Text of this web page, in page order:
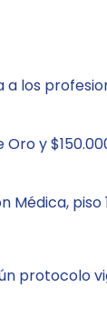
los
y
Médica, piso
protocolo